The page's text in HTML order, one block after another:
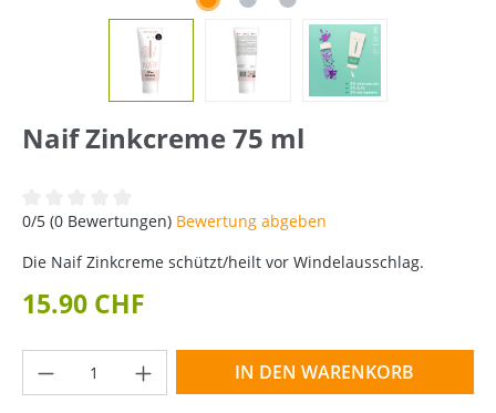
Naif Zinkcreme 75 ml
Durchschnittliche Bewertung von 0 von 5 Sternen
0/5 (0 Bewertungen) Bewertung abgeben
Die Naif Zinkcreme schützt/heilt vor Windelausschlag.
15.90 CHF
Produkt Anzahl: Gib den gewünschten
IN DEN WARENKORB